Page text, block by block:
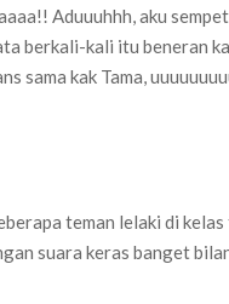
Aduuuhhh, aku
berkali-kali itu beneran
sama kak Tama,
teman lelaki di
suara keras banget